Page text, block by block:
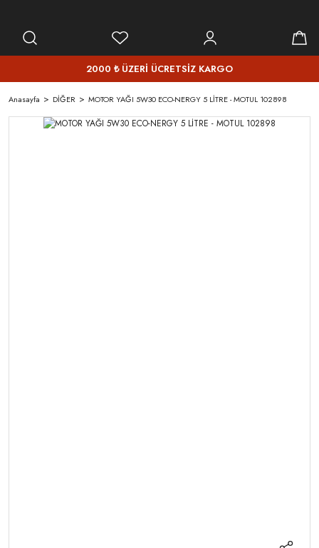
2000 ₺ ÜZERİ ÜCRETSİZ KARGO
Anasayfa DİĞER MOTOR YAĞI 5W30 ECO-NERGY 5 LİTRE - MOTUL 102898